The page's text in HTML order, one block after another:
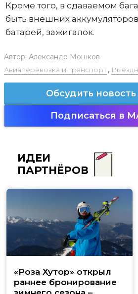
Кроме того, в сдаваемом
быть внешних
батарей, зажигалок.
Автор: Александр Мошков
Авиаперевозка и транспорт,
Обсудить новость
Подписаться в
ИДЕИ
ПАРТНЁРОВ
«Роза Хутор» открыл
раннее бронирование